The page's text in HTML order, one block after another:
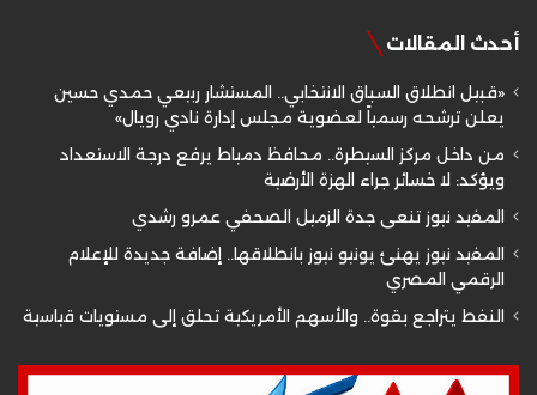
أحدث المقالات
«قبيل انطلاق السباق الانتخابي.. المستشار ربيعي حمدي حسين
يعلن ترشحه رسمياً لعضوية مجلس إدارة نادي رويال»
من داخل مركز السيطرة.. محافظ دمياط يرفع درجة الاستعداد
ويؤكد: لا خسائر جراء الهزة الأرضية
المفيد نيوز تنعى جدة الزميل الصحفي عمرو رشدي
المفيد نيوز يهنئ يونيو نيوز بانطلاقها.. إضافة جديدة للإعلام
الرقمي المصري
النفط يتراجع بقوة.. والأسهم الأمريكية تحلق إلى مستويات قياسية